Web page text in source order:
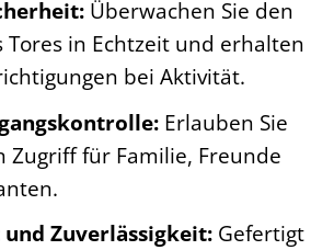
Überwachen Sie den
Tores in Echtzeit und erhalten
bei Aktivität.
Erlauben Sie
Zugriff für Familie, Freunde
Zuverlässigkeit:Gefertigt